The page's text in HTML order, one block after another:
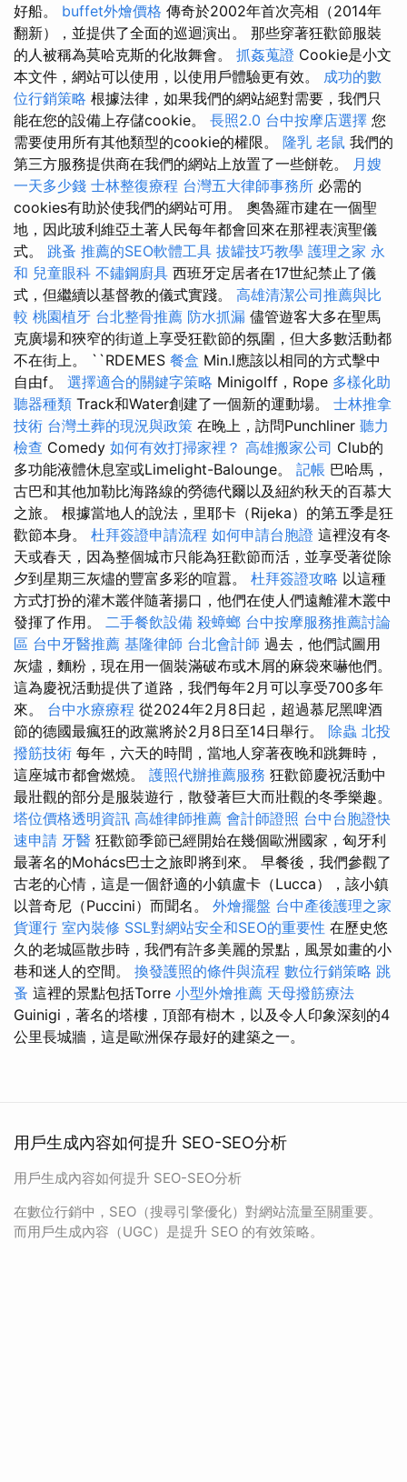
好船。 buffet外燴價格 傳奇於2002年首次亮相（2014年
翻新），並提供了全面的巡迴演出。 那些穿著狂歡節服裝
的人被稱為莫哈克斯的化妝舞會。 抓姦蒐證 Cookie是小文
本文件，網站可以使用，以使用戶體驗更有效。 成功的數
位行銷策略 根據法律，如果我們的網站絕對需要，我們只
能在您的設備上存儲cookie。 長照2.0 台中按摩店選擇 您
需要使用所有其他類型的cookie的權限。 隆乳 老鼠 我們的
第三方服務提供商在我們的網站上放置了一些餅乾。
月嫂
一天多少錢 士林整復療程 台灣五大律師事務所 必需的
cookies有助於使我們的網站可用。 奧魯羅市建在一個聖
地，因此玻利維亞土著人民每年都會回來在那裡表演聖儀
式。 跳蚤 推薦的SEO軟體工具 拔罐技巧教學 護理之家 永
和 兒童眼科 不鏽鋼廚具 西班牙定居者在17世紀禁止了儀
式，但繼續以基督教的儀式實踐。 高雄清潔公司推薦與比
較 桃園植牙 台北整骨推薦 防水抓漏 儘管遊客大多在聖馬
克廣場和狹窄的街道上享受狂歡節的氛圍，但大多數活動都
不在街上。 ``RDEMES 餐盒 Min.l應該以相同的方式擊中
自由f。 選擇適合的關鍵字策略 Minigolff，Rope 多樣化助
聽器種類 Track和Water創建了一個新的運動場。 士林推拿
技術 台灣土葬的現況與政策 在晚上，訪問Punchliner 聽力
檢查 Comedy 如何有效打掃家裡？ 高雄搬家公司 Club的
多功能液體休息室或Limelight-Balounge。 記帳 巴哈馬，
古巴和其他加勒比海路線的勞德代爾以及紐約秋天的百慕大
之旅。 根據當地人的說法，里耶卡（Rijeka）的第五季是狂
歡節本身。 杜拜簽證申請流程 如何申請台胞證 這裡沒有冬
天或春天，因為整個城市只能為狂歡節而活，並享受著從除
夕到星期三灰燼的豐富多彩的喧囂。 杜拜簽證攻略 以這種
方式打扮的灌木叢伴隨著揚口，他們在使人們遠離灌木叢中
發揮了作用。 二手餐飲設備 殺蟑螂 台中按摩服務推薦討論
區 台中牙醫推薦 基隆律師 台北會計師 過去，他們試圖用
灰燼，麵粉，現在用一個裝滿破布或木屑的麻袋來嚇他們。
這為慶祝活動提供了道路，我們每年2月可以享受700多年
來。 台中水療療程 從2024年2月8日起，超過慕尼黑啤酒
節的德國最瘋狂的政黨將於2月8日至14日舉行。 除蟲 北投
撥筋技術 每年，六天的時間，當地人穿著夜晚和跳舞時，
這座城市都會燃燒。 護照代辦推薦服務 狂歡節慶祝活動中
最壯觀的部分是服裝遊行，散發著巨大而壯觀的冬季樂趣。
塔位價格透明資訊 高雄律師推薦 會計師證照 台中台胞證快
速申請 牙醫 狂歡節季節已經開始在幾個歐洲國家，匈牙利
最著名的Mohács巴士之旅即將到來。 早餐後，我們參觀了
古老的心情，這是一個舒適的小鎮盧卡（Lucca），該小鎮
以普奇尼（Puccini）而聞名。 外燴擺盤 台中產後護理之家
貨運行 室內裝修 SSL對網站安全和SEO的重要性 在歷史悠
久的老城區散步時，我們有許多美麗的景點，風景如畫的小
巷和迷人的空間。 換發護照的條件與流程 數位行銷策略 跳
蚤 這裡的景點包括Torre 小型外燴推薦 天母撥筋療法
Guinigi，著名的塔樓，頂部有樹木，以及令人印象深刻的4
公里長城牆，這是歐洲保存最好的建築之一。
用戶生成內容如何提升 SEO-SEO分析
用戶生成內容如何提升 SEO-SEO分析
在數位行銷中，SEO（搜尋引擎優化）對網站流量至關重要。
而用戶生成內容（UGC）是提升 SEO 的有效策略。